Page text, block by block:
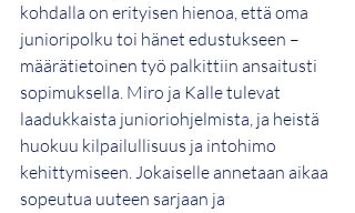
kohdalla on erityisen hienoa, että oma
junioripolku toi hänet edustukseen –
määrätietoinen työ palkittiin ansaitusti
sopimuksella. Miro ja Kalle tulevat
laadukkaista junioriohjelmista, ja heistä
huokuu kilpailullisuus ja intohimo
kehittymiseen. Jokaiselle annetaan aikaa
sopeutua uuteen sarjaan ja